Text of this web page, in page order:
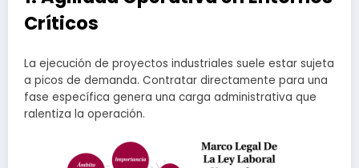
Críticos
La ejecución de proyectos industriales suele estar sujeta
a picos de demanda. Contratar directamente para una
fase específica genera una carga administrativa que
ralentiza la operación.